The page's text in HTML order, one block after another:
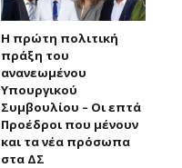
Η πρώτη πολιτική
πράξη του
ανανεωμένου
Υπουργικού
Συμβουλίου – Οι επτά
Προέδροι που μένουν
και τα νέα πρόσωπα
στα ΔΣ